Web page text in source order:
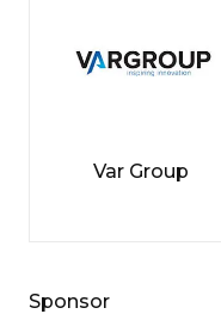
Var Group
Sponsor